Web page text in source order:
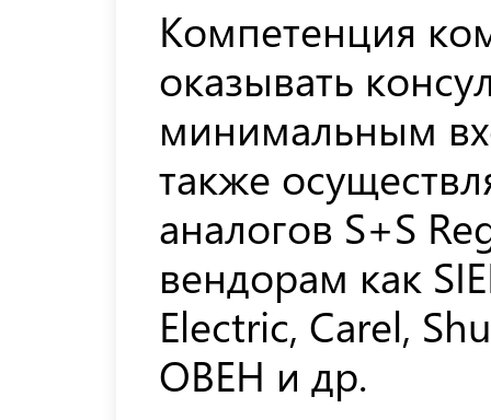
Компетенция
оказывать
минимальным
также
аналогов S+S
вендорам как
Electric, Carel,
ОВЕН и др.